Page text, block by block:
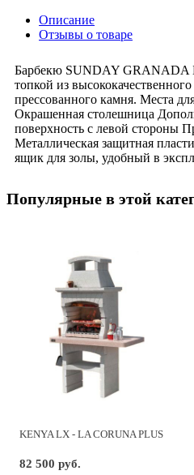
Описание
Отзывы о товаре
Барбекю SUNDAY GRANADA
топкой из
прессованного камня. Места
Окрашенная столешница
поверхность с левой стороны
Металлическая защитная
ящик для золы, удобный в
Популярные в этой
KENYA LX - LA CORUNA PLUS
82 500 руб.